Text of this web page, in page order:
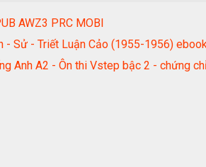
AWZ3 PRC MOBI
Sử - Triết Luận Cảo (1955-1956)
Anh A2 - Ôn thi Vstep bậc 2 - chứng